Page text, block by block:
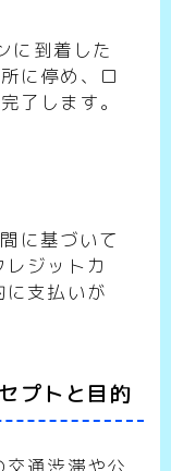
に到着した
に停め、ロ
了します。
に基づいて
ジットカ
に支払いが
プトと目的